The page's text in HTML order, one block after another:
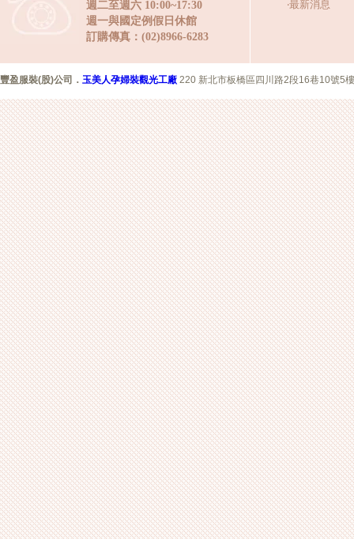
週二至週六 10:00~17:30
週一與國定例假日休館
訂購傳真：(02)8966-6283
‧最新消息
豐盈服裝(股)公司 ． 玉美人孕婦裝觀光工廠 220 新北市板橋區四川路2段16巷10號